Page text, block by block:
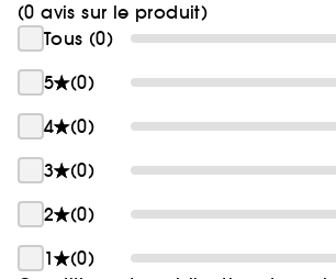
(0 avis sur le produit)
Tous (0)
5
(0)
4
(0)
3
(0)
2
(0)
1
(0)